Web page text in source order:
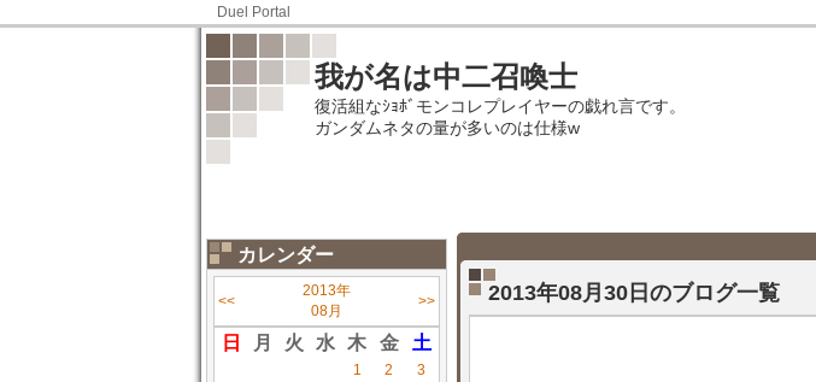
Duel Portal
我が名は中二召喚士
復活組なｼｮﾎﾞモンコレプレイヤーの戯れ言です。
ガンダムネタの量が多いのは仕様w
カレンダー
<<
2013年
08月
>>
日 月 火 水 木 金 土
1 2
3
2013年08月30日のブログ一覧